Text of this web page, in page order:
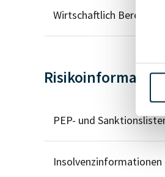
Wirtschaftlich
PEP- und
Insolvenzinformationen